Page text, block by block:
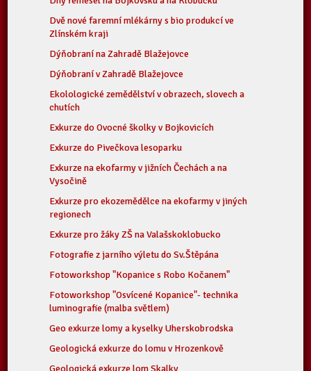
Dvě nové faremní mlékárny s bio produkcí ve
Zlínském kraji
Dýňobraní na Zahradě Blažejovce
Dýňobraní v Zahradě Blažejovce
Ekolologické zemědělství v obrazech, slovech a
chutích
Exkurze do Ovocné školky v Bojkovicích
Exkurze do Pivečkova lesoparku
Exkurze na ekofarmy v jižních Čechách a na
Vysočině
Exkurze pro ekozemědělce na ekofarmy v jiných
regionech
Exkurze pro žáky ZŠ na Valašskoklobucko
Fotografie z jarního výletu do Sv.Štěpána
Fotoworkshop "Kopanice s Robo Kočanem"
Fotoworkshop "Osvícené Kopanice"- technika
luminografie (malba světlem)
Geo exkurze lomy a kyselky Uherskobrodska
Geologická exkurze do lomu v Hrozenkově
Geologická exkurze lom Skalky